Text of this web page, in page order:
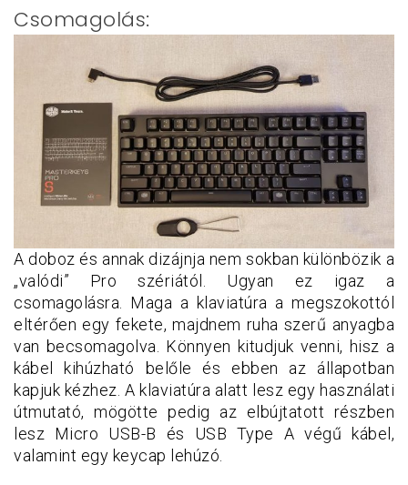
Csomagolás:
A doboz és annak dizájnja nem sokban különbözik a
„valódi” Pro szériától. Ugyan ez igaz a
csomagolásra. Maga a klaviatúra a megszokottól
eltérően egy fekete, majdnem ruha szerű anyagba
van becsomagolva. Könnyen kitudjuk venni, hisz a
kábel kihúzható belőle és ebben az állapotban
kapjuk kézhez. A klaviatúra alatt lesz egy használati
útmutató, mögötte pedig az elbújtatott részben
lesz Micro USB-B és USB Type A végű kábel,
valamint egy keycap lehúzó.